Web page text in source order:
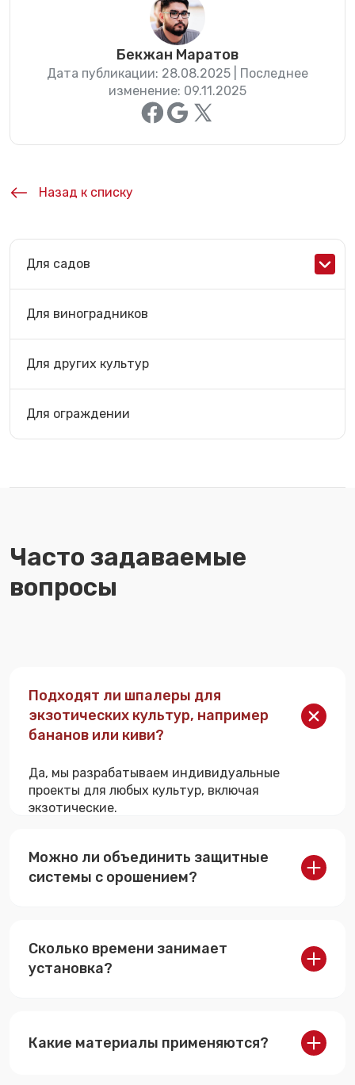
Бекжан Маратов
Дата публикации: 28.08.2025 | Последнее
изменение: 09.11.2025
Назад к списку
Для садов
Для виноградников
Для других культур
Для ограждении
Часто задаваемые
вопросы
Подходят ли шпалеры для
экзотических культур, например
бананов или киви?
Да, мы разрабатываем индивидуальные
проекты для любых культур, включая
экзотические.
Можно ли объединить защитные
системы с орошением?
системами внесения удобрений.
Сколько времени занимает
установка?
Какие материалы применяются?